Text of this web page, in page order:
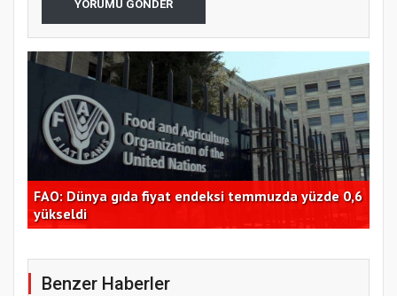
YORUMU GÖNDER
FAO: Dünya gıda fiyat endeksi temmuzda yüzde 0,6
yükseldi
Benzer Haberler